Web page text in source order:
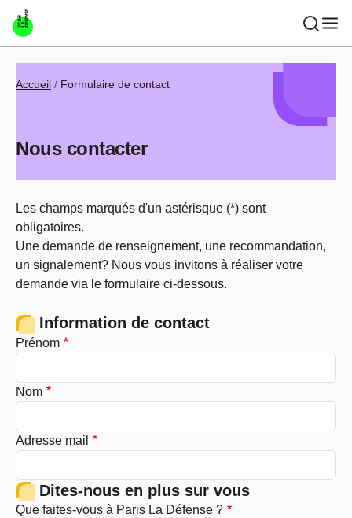
Aller au contenu principal
Fil d'Ariane
Accueil Formulaire de contact
Nous contacter
Les champs marqués d'un astérisque (*) sont
obligatoires.
Une demande de renseignement, une recommandation,
un signalement? Nous vous invitons à réaliser votre
demande via le formulaire ci-dessous.
Information de contact
Prénom
Nom
Adresse mail
Dites-nous en plus sur vous
Que faites-vous à Paris La Défense ?